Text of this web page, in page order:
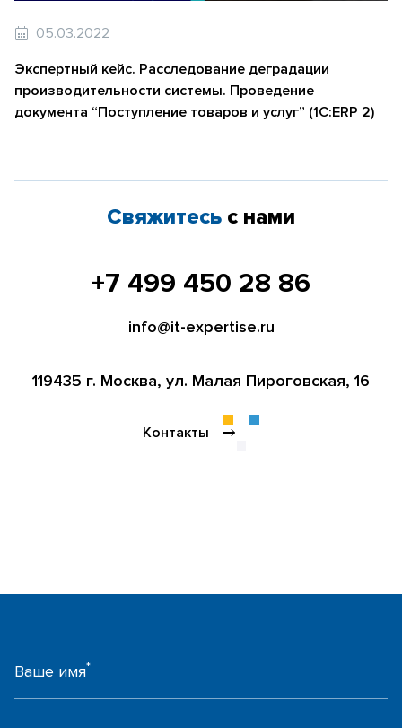
05.03.2022
Экспертный кейс. Расследование деградации
производительности системы. Проведение
документа “Поступление товаров и услуг” (1С:ERP 2)
Свяжитесь с нами
+7 499 450 28 86
info@it-expertise.ru
119435 г. Москва, ул. Малая Пироговская, 16
Контакты
Ваше имя*